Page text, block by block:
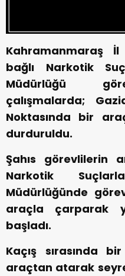
Kahramanmaraş İl
bağlı Narkotik
Müdürlüğü
çalışmalarda;
Noktasında bir
durduruldu.
Şahıs görevlilerin
Narkotik
Müdürlüğünde
araçla çarparak
başladı.
Kaçış sırasında
araçtan atarak